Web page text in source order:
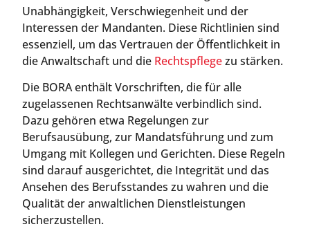
Unabhängigkeit, Verschwiegenheit und der
Interessen der Mandanten. Diese Richtlinien sind
essenziell, um das Vertrauen der Öffentlichkeit in
die Anwaltschaft und die Rechtspflegezu stärken.
Die BORA enthält Vorschriften, die für alle
zugelassenen Rechtsanwälte verbindlich sind.
Dazu gehören etwa Regelungen zur
Berufsausübung, zur Mandatsführung und zum
Umgang mit Kollegen und Gerichten. Diese Regeln
sind darauf ausgerichtet, die Integrität und das
Ansehen des Berufsstandes zu wahren und die
Qualität der anwaltlichen Dienstleistungen
sicherzustellen.